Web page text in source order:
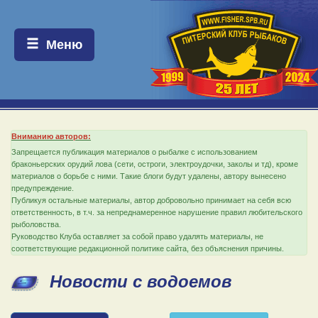
Меню:
Меню
Вниманию авторов:
Запрещается публикация материалов о рыбалке с использованием
браконьерских орудий лова (сети, остроги, электроудочки, заколы и тд), кроме
материалов о борьбе с ними. Такие блоги будут удалены, автору вынесено
предупреждение.
Публикуя остальные материалы, автор добровольно принимает на себя всю
ответственность, в т.ч. за непреднамеренное нарушение правил любительского
рыболовства.
Руководство Клуба оставляет за собой право удалять материалы, не
соответствующие редакционной политике сайта, без объяснения причины.
Новости с водоемов